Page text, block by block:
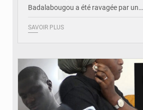
Badalabougou a été ravagée par un…
SAVOIR PLUS